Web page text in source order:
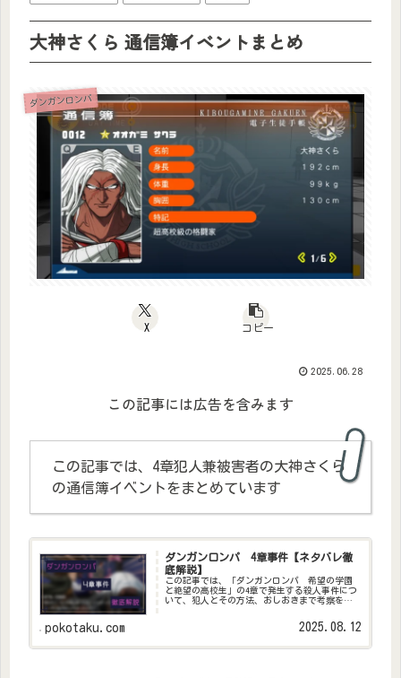
大神さくら 通信簿イベントまとめ
ダンガンロンパ
X コピー
2025.06.28
この記事には広告を含みます
この記事では、4章犯人兼被害者の大神さくら
の通信簿イベントをまとめています
ダンガンロンパ 4章事件【ネタバレ徹
底解説】
この記事では、「ダンガンロンパ 希望の学園
と絶望の高校生」の4章で発生する殺人事件につ
いて、犯人とその方法、おしおきまで考察を交
タバレを多く含みます。閲覧の際は気を付けて
ください。こんな人におススメ...
pokotaku.com 2025.08.12